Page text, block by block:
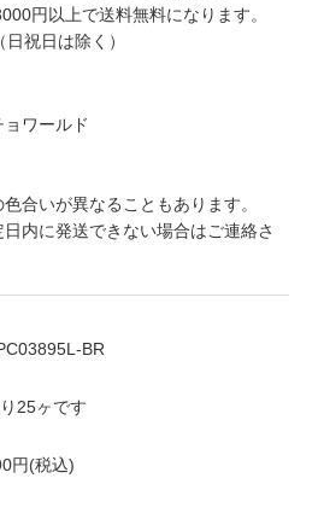
円以上で送料無料になります。
祝日は除く）
ワールド
合いが異なることもあります。
内に発送できない場合はご連絡さ
BR
25ヶです
円(税込)